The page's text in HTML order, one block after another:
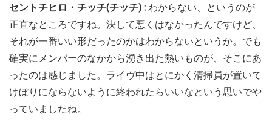
セントチヒロ・チッチ(チッチ) :わからない、というのが
正直なところですね。決して悪くはなかったんですけど、
それが一番いい形だったのかはわからないというか。でも
確実にメンバーのなかから湧き出た熱いものが、そこにあ
ったのは感じました。ライヴ中はとにかく清掃員が置いて
けぼりにならないように終われたらいいなという思いでや
っていましたね。